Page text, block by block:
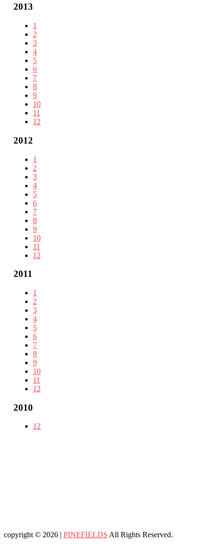
2013
1
2
3
4
5
6
7
8
9
10
11
12
2012
1
2
3
4
5
6
7
8
9
10
11
12
2011
1
2
3
4
5
6
7
8
9
10
11
12
2010
12
copyright © 2026 | PINEFIELDS All Rights Reserved.